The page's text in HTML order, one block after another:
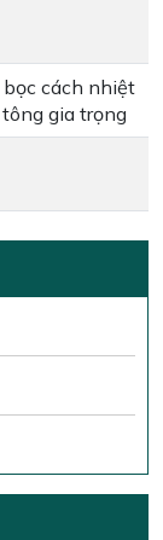
bọc cách nhiệt
gia trọng